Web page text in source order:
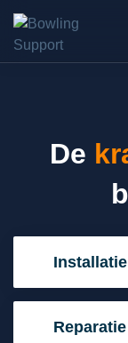
De
Installatie
Reparatie